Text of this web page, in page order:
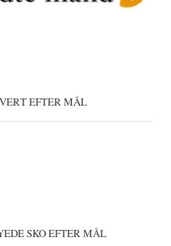
EFTER MÅL
SKO EFTER MÅL